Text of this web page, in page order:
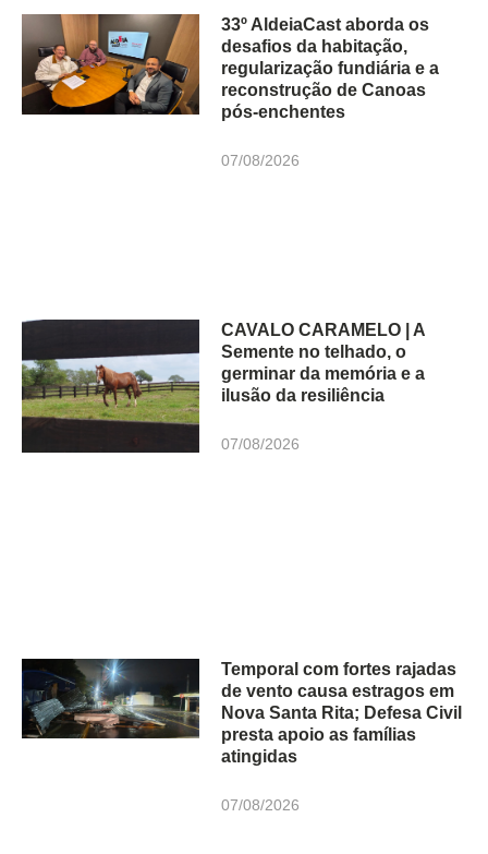
33º AldeiaCast aborda os
desafios da habitação,
regularização fundiária e a
reconstrução de Canoas
pós-enchentes
07/08/2026
CAVALO CARAMELO | A
Semente no telhado, o
germinar da memória e a
ilusão da resiliência
07/08/2026
Temporal com fortes rajadas
de vento causa estragos em
Nova Santa Rita; Defesa Civil
presta apoio as famílias
atingidas
07/08/2026